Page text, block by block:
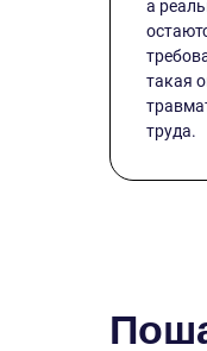
а
такая
труда.